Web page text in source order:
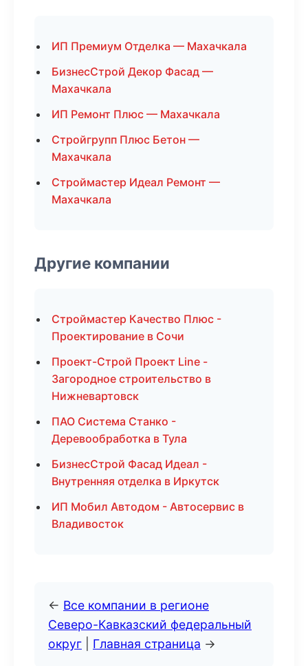
ИП Премиум Отделка — Махачкала
БизнесСтрой Декор Фасад —
Махачкала
ИП Ремонт Плюс — Махачкала
Стройгрупп Плюс Бетон —
Махачкала
Строймастер Идеал Ремонт —
Махачкала
Другие компании
Строймастер Качество Плюс -
Проектирование в Сочи
Проект-Строй Проект Line -
Загородное строительство в
Нижневартовск
ПАО Система Станко -
Деревообработка в Тула
БизнесСтрой Фасад Идеал -
Внутренняя отделка в Иркутск
ИП Мобил Автодом - Автосервис в
Владивосток
← Все компании в регионе
Северо-Кавказский федеральный
округ
Главная страница →